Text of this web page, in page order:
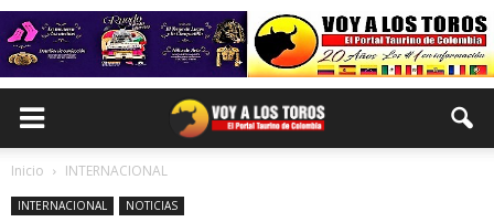
Inicio INTERNACIONAL
INTERNACIONAL NOTICIAS